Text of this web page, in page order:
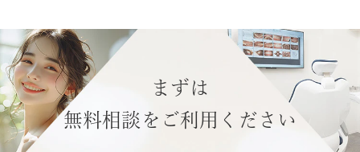
まずは
無料相談をご利用ください